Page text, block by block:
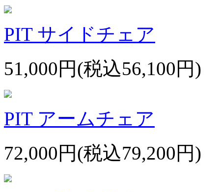
PIT サイドチェア
51,000円(税込56,100円)
PIT アームチェア
72,000円(税込79,200円)